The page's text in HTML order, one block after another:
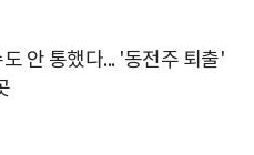
안 통했다... '동전주 퇴출'